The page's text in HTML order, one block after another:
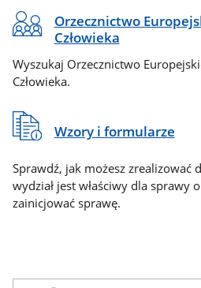
Orzecznictwo
Człowieka
Wyszukaj Orzecznictwo
Człowieka.
Wzory i formularze
Sprawdź, jak możesz zrealizować
wydział jest właściwy dla sprawy
zainicjować sprawę.